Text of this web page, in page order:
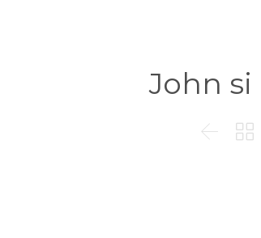
John si
 